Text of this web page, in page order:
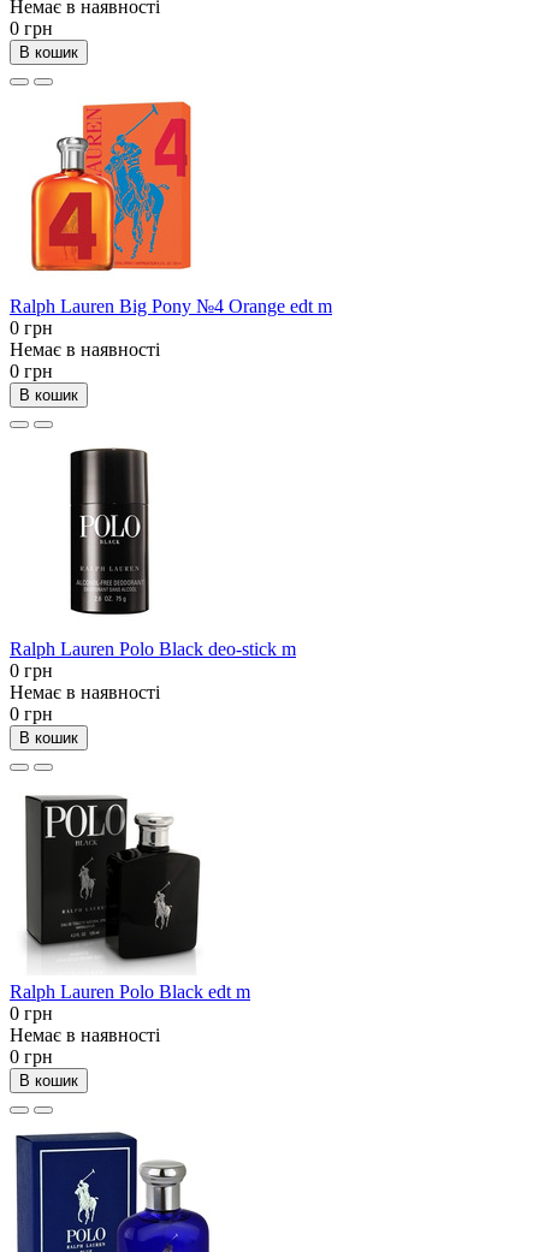
Немає в наявності
0 грн
В кошик
Ralph Lauren Big Pony №4 Orange edt m
0 грн
Немає в наявності
0 грн
В кошик
Ralph Lauren Polo Black deo-stick m
0 грн
Немає в наявності
0 грн
В кошик
Ralph Lauren Polo Black edt m
0 грн
Немає в наявності
0 грн
В кошик